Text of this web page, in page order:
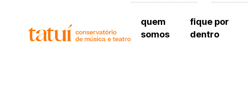
quem
somos
fique por
dentro